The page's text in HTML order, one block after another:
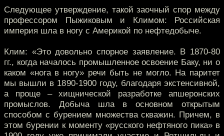
Следующее утверждение, такой заочный спор между
профессором Пыжиковым и Климом: Российская
империя шла в ногу с Америкой по нефтедобыче.
Клим: «Это довольно спорное заявление. В 1870-80
гг., когда началось промышленное освоение Баку, ни о
каком «нога в ногу» речи быть не могло. На паритет
мы вышли в 1890-1900 году, благодаря экстенсивной,
а проще – хищнической разработке апшеронских
промыслов. Добыча шла в основном открытым
способом с бурением множества скважин. Причем, в
этом бурении к моменту «русского нефтяного пика» в